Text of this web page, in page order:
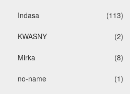
(113)
Indasa
(2)
KWASNY
(8)
Mirka
(1)
no-name